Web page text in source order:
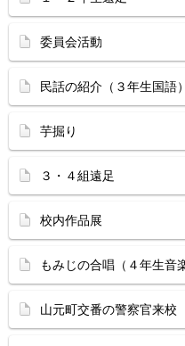
委員会活動
民話の紹介（３年生国語）
芋掘り
３・４組遠足
校内作品展
もみじの合唱（４年生音
山元町交番の警察官来校